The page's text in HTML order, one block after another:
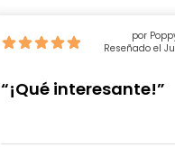
por
Reseñado el
“¡Qué interesante!”